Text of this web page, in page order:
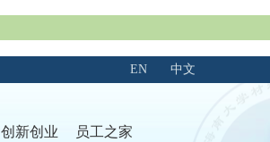
中文
EN
创新创业 员工之家